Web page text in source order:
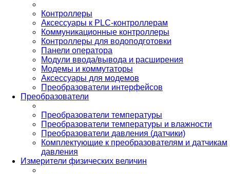
Контроллеры
Аксессуары к PLC-контроллерам
Коммуникационные контроллеры
Контроллеры для водоподготовки
Панели оператора
Модули ввода/вывода и расширения
Модемы и коммутаторы
Аксессуары для модемов
Преобразователи интерфейсов
Преобразователи
Преобразователи температуры
Преобразователи температуры и влажности
Преобразователи давления (датчики)
Комплектующие к преобразователям и датчикам
давления
Измерители физических величин